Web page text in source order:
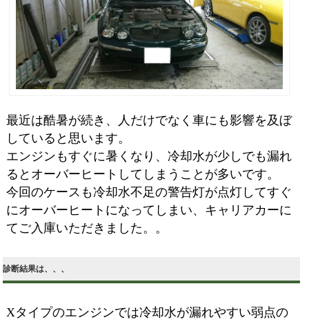
最近は酷暑が続き、人だけでなく車にも影響を及ぼ
していると思います。
エンジンもすぐに暑くなり、冷却水が少しでも漏れ
るとオーバーヒートしてしまうことが多いです。
今回のケースも冷却水不足の警告灯が点灯してすぐ
にオーバーヒートになってしまい、キャリアカーに
てご入庫いただきました。。
診断結果は、、、
Xタイプのエンジンでは冷却水が漏れやすい弱点の